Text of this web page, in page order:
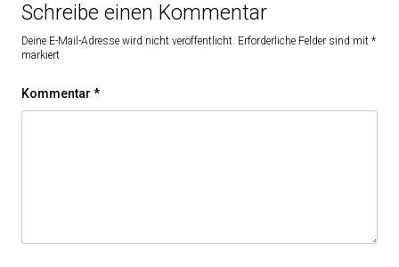
Schreibe einen Kommentar
Deine E-Mail-Adresse wird nicht veröffentlicht. Erforderliche Felder sind mit *
markiert
Kommentar *